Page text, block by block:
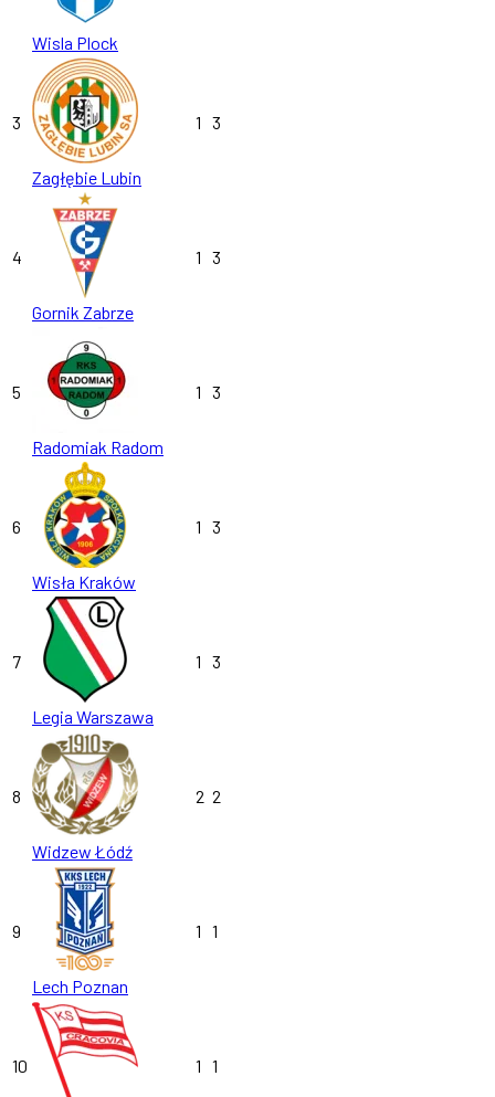
Wisla Plock
3
Zagłębie Lubin
1 3
4
Gornik Zabrze
1 3
5
Radomiak Radom
1 3
6
Wisła Kraków
1 3
7
Legia Warszawa
1 3
8
Widzew Łódź
2 2
9
Lech Poznan
1 1
10 1 1